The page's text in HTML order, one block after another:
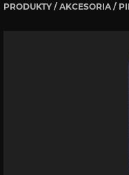
PRODUKTY / AKCESORIA /